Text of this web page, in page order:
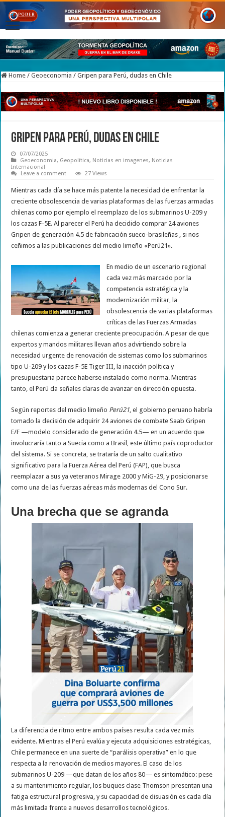
Home / Geoeconomia / Gripen para Perú, dudas en Chile
Gripen para Perú, dudas en Chile
07/07/2025
Geoeconomia, Geopolítica, Noticias en imagenes, Noticias
Internacional
Leave a comment
27 Views
Mientras cada día se hace más patente la necesidad de enfrentar la
creciente obsolescencia de varias plataformas de las fuerzas armadas
chilenas como por ejemplo el reemplazo de los submarinos U-209 y
los cazas F-5E. Al parecer el Perú ha decidido comprar 24 aviones
Gripen de generación 4.5 de fabricación sueco-brasileñas , si nos
ceñimos a las publicaciones del medio limeño «Perú21».
En medio de un escenario regional
cada vez más marcado por la
competencia estratégica y la
modernización militar, la
obsolescencia de varias plataformas
críticas de las Fuerzas Armadas
chilenas comienza a generar creciente preocupación. A pesar de que
expertos y mandos militares llevan años advirtiendo sobre la
necesidad urgente de renovación de sistemas como los submarinos
tipo U-209 y los cazas F-5E Tiger III, la inacción política y
presupuestaria parece haberse instalado como norma. Mientras
tanto, el Perú da señales claras de avanzar en dirección opuesta.
Según reportes del medio limeño Perú21, el gobierno peruano habría
tomado la decisión de adquirir 24 aviones de combate Saab Gripen
E/F —modelo considerado de generación 4.5— en un acuerdo que
involucraría tanto a Suecia como a Brasil, este último país coproductor
del sistema. Si se concreta, se trataría de un salto cualitativo
significativo para la Fuerza Aérea del Perú (FAP), que busca
reemplazar a sus ya veteranos Mirage 2000 y MiG-29, y posicionarse
como una de las fuerzas aéreas más modernas del Cono Sur.
Una brecha que se agranda
La diferencia de ritmo entre ambos países resulta cada vez más
evidente. Mientras el Perú evalúa y ejecuta adquisiciones estratégicas,
Chile permanece en una suerte de “parálisis operativa” en lo que
respecta a la renovación de medios mayores. El caso de los
submarinos U-209 —que datan de los años 80— es sintomático: pese
a su mantenimiento regular, los buques clase Thomson presentan una
fatiga estructural progresiva, y su capacidad de disuasión es cada día
más limitada frente a nuevos desarrollos tecnológicos.